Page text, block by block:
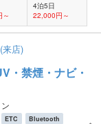
～
4泊5日
22,000円～
来店)
・禁煙・ナビ・
ETC
Bluetooth